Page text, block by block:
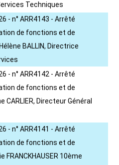
Techniques
- n° ARR4143 - Arrêté
de fonctions et de
BALLIN, Directrice
- n° ARR4142 - Arrêté
de fonctions et de
Directeur Général
- n° ARR4141 - Arrêté
de fonctions et de
10ème